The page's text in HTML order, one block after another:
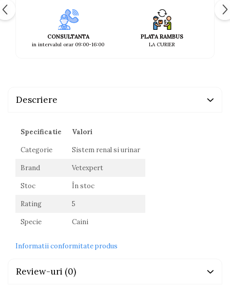
CONSULTANTA
in intervalul orar 09:00-16:00
PLATA RAMBUS
LA CURIER
Descriere
Specificatie Valori
Categorie Sistem renal si urinar
Brand Vetexpert
Stoc În stoc
Rating 5
Specie Caini
Informatii conformitate produs
Review-uri (0)